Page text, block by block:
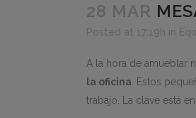
28 MAR
Posted at 17:19h in
A la hora de amueblar
la oficina . Estos
trabajo. La clave está